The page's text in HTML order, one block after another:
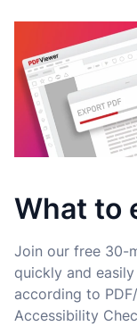
What to
Join our free 30-
quickly and
according to
Accessibility